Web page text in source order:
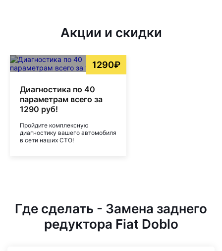
Акции и скидки
1290₽
Диагностика по 40
параметрам всего за
1290 руб!
Пройдите комплексную
диагностику вашего автомобиля
в сети наших СТО!
Где сделать - Замена заднего
редуктора Fiat Doblo